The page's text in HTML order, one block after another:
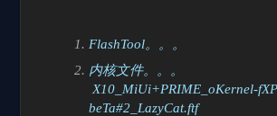
FlashTool。。。
内核文件。。。
X10_MiUi+PRIME_oKernel-
beTa#2_LazyCat.ftf